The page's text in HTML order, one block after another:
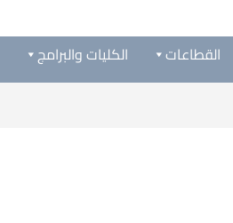
الكليات والبرامج القطاعات